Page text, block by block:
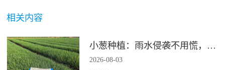
相关内容
小葱种植：雨水侵袭不用慌，四招稳住小葱产量
2026-08-03